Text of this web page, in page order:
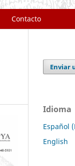
Contacto
Enviar
Idioma
Español
English